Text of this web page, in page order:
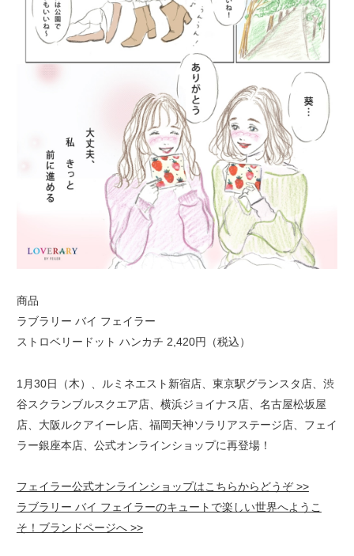
商品
ラブラリー バイ フェイラー
ストロベリードット ハンカチ 2,420円（税込）
1月30日（木）、ルミネエスト新宿店、東京駅グランスタ店、渋
谷スクランブルスクエア店、横浜ジョイナス店、名古屋松坂屋
店、大阪ルクアイーレ店、福岡天神ソラリアステージ店、フェイ
ラー銀座本店、公式オンラインショップに再登場！
フェイラー公式オンラインショップはこちらからどうぞ >>
ラブラリー バイ フェイラーのキュートで楽しい世界へようこ
そ！ブランドページへ >>